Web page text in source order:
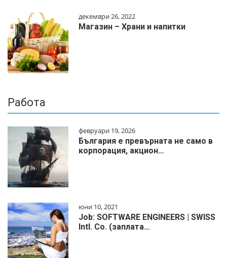
декември 26, 2022
Магазин – Храни и напитки
Работа
февруари 19, 2026
България е превърната не само в
корпорация, акцион…
юни 10, 2021
Job: SOFTWARE ENGINEERS | SWISS
Intl. Co. (заплата…